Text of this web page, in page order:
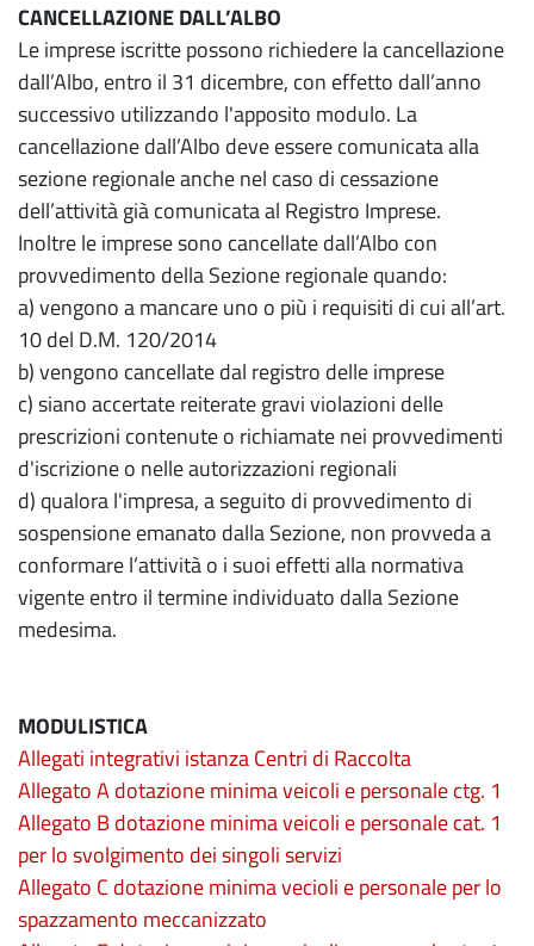
CANCELLAZIONE DALL’ALBO
Le imprese iscritte possono richiedere la cancellazione
dall’Albo, entro il 31 dicembre, con effetto dall’anno
successivo utilizzando l'apposito modulo. La
cancellazione dall’Albo deve essere comunicata alla
sezione regionale anche nel caso di cessazione
dell’attività già comunicata al Registro Imprese.
Inoltre le imprese sono cancellate dall’Albo con
provvedimento della Sezione regionale quando:
a) vengono a mancare uno o più i requisiti di cui all’art.
10 del D.M. 120/2014
b) vengono cancellate dal registro delle imprese
c) siano accertate reiterate gravi violazioni delle
prescrizioni contenute o richiamate nei provvedimenti
d'iscrizione o nelle autorizzazioni regionali
d) qualora l'impresa, a seguito di provvedimento di
sospensione emanato dalla Sezione, non provveda a
conformare l’attività o i suoi effetti alla normativa
vigente entro il termine individuato dalla Sezione
medesima.
MODULISTICA
Allegati integrativi istanza Centri di Raccolta
Allegato A dotazione minima veicoli e personale ctg. 1
Allegato B dotazione minima veicoli e personale cat. 1
per lo svolgimento dei singoli servizi
Allegato C dotazione minima vecioli e personale per lo
spazzamento meccanizzato